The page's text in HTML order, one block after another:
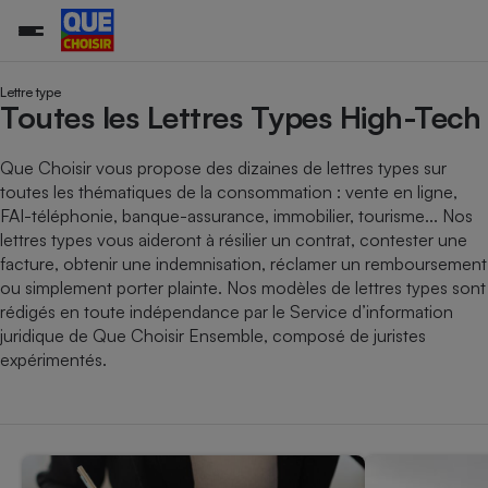
Lettre type
Toutes les Lettres Types High-Tech
Que Choisir vous propose des dizaines de lettres types sur
toutes les thématiques de la consommation : vente en ligne,
FAI-téléphonie, banque-assurance, immobilier, tourisme... Nos
lettres types vous aideront à résilier un contrat, contester une
facture, obtenir une indemnisation, réclamer un remboursement
ou simplement porter plainte. Nos modèles de lettres types sont
rédigés en toute indépendance par le Service d’information
juridique de Que Choisir Ensemble, composé de juristes
expérimentés.
Produit alimentaire
Carburant
Magasin - Grande surface
Marketing - Fidélisation
Organismes de défense
Système judiciairegratuit
Air
Déchet
Achat - Vente - Travaux
Copropriété
Location
Sport
Vacances - Tourisme
électrique
Démarche administrative
Famille
Senior
Service marchand
Train
Transport aérien
Toutes les actualités
Enquêtes
Guides d'achat
Conseils
Brèves
Tous les services
Soumettre un litige
Lettres types
Rencontrer une association locale
Tous nos combats
Nos actions
Nos grandes victoires
Les billets de la présidente
Nos associations locales
Nous rejoindre
nous ?
L’association
Nos missions
Notre méthodologie
Notre financement
Nos partenaires
Nous rejoindre